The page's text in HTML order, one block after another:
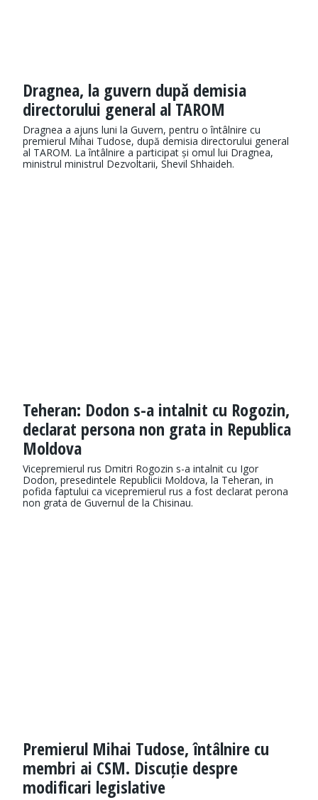
Dragnea, la guvern după demisia
directorului general al TAROM
Dragnea a ajuns luni la Guvern, pentru o întâlnire cu
premierul Mihai Tudose, după demisia directorului general
al TAROM. La întâlnire a participat și omul lui Dragnea,
ministrul ministrul Dezvoltarii, Shevil Shhaideh.
Teheran: Dodon s-a intalnit cu Rogozin,
declarat persona non grata in Republica
Moldova
Vicepremierul rus Dmitri Rogozin s-a intalnit cu Igor
Dodon, presedintele Republicii Moldova, la Teheran, in
pofida faptului ca vicepremierul rus a fost declarat perona
non grata de Guvernul de la Chisinau.
Premierul Mihai Tudose, întâlnire cu
membri ai CSM. Discuție despre
modificari legislative